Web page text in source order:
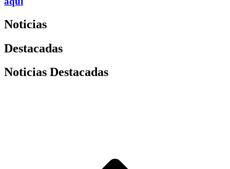
Noticias
Destacadas
Noticias Destacadas